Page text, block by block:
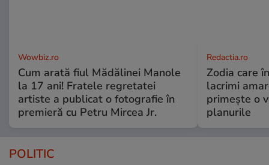
Wowbiz.ro
Cum arată fiul Mădălinei Manole
la 17 ani! Fratele regretatei
artiste a publicat o fotografie în
premieră cu Petru Mircea Jr.
Redactia.ro
Zodia care
lacrimi
primește o
planurile
POLITIC